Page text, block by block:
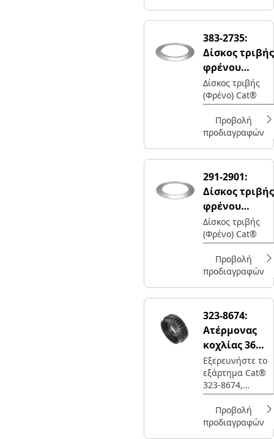
383-2735:
Δίσκος τριβής
φρένου
εξωτερικής
διαμέτρου
Δίσκος τριβής
(Φρένο) Cat®
Προβολή
προδιαγραφών
291-2901:
Δίσκος τριβής
φρένου
εξωτερικής
διαμέτρου
Δίσκος τριβής
(Φρένο) Cat®
Προβολή
προδιαγραφών
323-8674:
Ατέρμονας
κοχλίας 36
δοντιών
Εξερευνήστε το
εξάρτημα Cat®
323-8674,
ατέρμονας 36
δοντιών για την
κυκλική
Προβολή
προδιαγραφών